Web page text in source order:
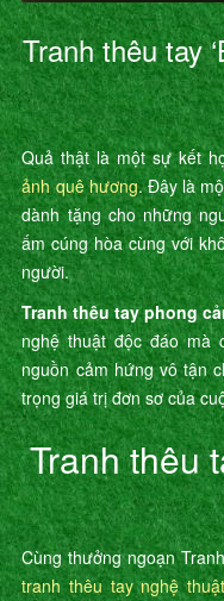
Tranh thêu tay
Quả thật là một sự kết
ảnh quê hương. Đây là
dành tặng cho những
ấm cúng hòa cùng với
người.
Tranh thêu tay phong
nghệ thuật độc đáo
nguồn cảm hứng vô tận
trọng giá trị đơn sơ của
Tranh thêu
Cùng thưởng ngoạn
tranh thêu tay nghệ thuật